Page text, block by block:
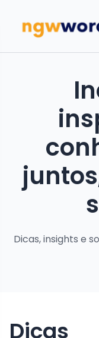
Dicas, insights e
Dicas